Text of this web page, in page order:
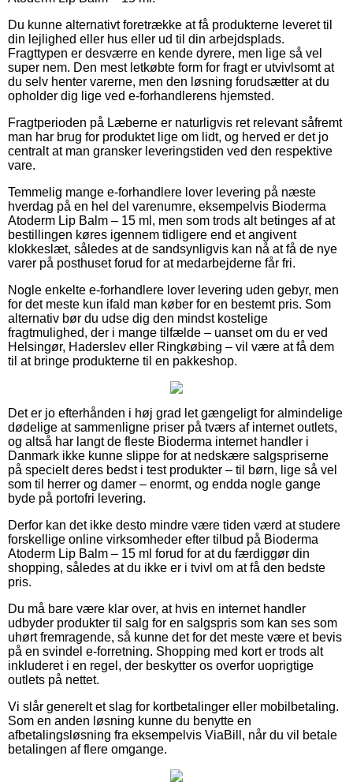
Du kunne alternativt foretrække at få produkterne leveret til
din lejlighed eller hus eller ud til din arbejdsplads.
Fragttypen er desværre en kende dyrere, men lige så vel
super nem. Den mest letkøbte form for fragt er utvivlsomt at
du selv henter varerne, men den løsning forudsætter at du
opholder dig lige ved e-forhandlerens hjemsted.
Fragtperioden på Læberne er naturligvis ret relevant såfremt
man har brug for produktet lige om lidt, og herved er det jo
centralt at man gransker leveringstiden ved den respektive
vare.
Temmelig mange e-forhandlere lover levering på næste
hverdag på en hel del varenumre, eksempelvis Bioderma
Atoderm Lip Balm – 15 ml, men som trods alt betinges af at
bestillingen køres igennem tidligere end et angivent
klokkeslæt, således at de sandsynligvis kan nå at få de nye
varer på posthuset forud for at medarbejderne får fri.
Nogle enkelte e-forhandlere lover levering uden gebyr, men
for det meste kun ifald man køber for en bestemt pris. Som
alternativ bør du udse dig den mindst kostelige
fragtmulighed, der i mange tilfælde – uanset om du er ved
Helsingør, Haderslev eller Ringkøbing – vil være at få dem
til at bringe produkterne til en pakkeshop.
Det er jo efterhånden i høj grad let gængeligt for almindelige
dødelige at sammenligne priser på tværs af internet outlets,
og altså har langt de fleste Bioderma internet handler i
Danmark ikke kunne slippe for at nedskære salgspriserne
på specielt deres bedst i test produkter – til børn, lige så vel
som til herrer og damer – enormt, og endda nogle gange
byde på portofri levering.
Derfor kan det ikke desto mindre være tiden værd at studere
forskellige online virksomheder efter tilbud på Bioderma
Atoderm Lip Balm – 15 ml forud for at du færdiggør din
shopping, således at du ikke er i tvivl om at få den bedste
pris.
Du må bare være klar over, at hvis en internet handler
udbyder produkter til salg for en salgspris som kan ses som
uhørt fremragende, så kunne det for det meste være et bevis
på en svindel e-forretning. Shopping med kort er trods alt
inkluderet i en regel, der beskytter os overfor uoprigtige
outlets på nettet.
Vi slår generelt et slag for kortbetalinger eller mobilbetaling.
Som en anden løsning kunne du benytte en
afbetalingsløsning fra eksempelvis ViaBill, når du vil betale
betalingen af flere omgange.